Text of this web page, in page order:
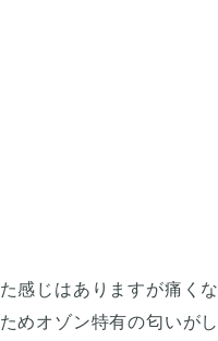
感じはありますが痛くな
めオゾン特有の匂いがし